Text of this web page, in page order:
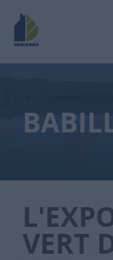
VERT